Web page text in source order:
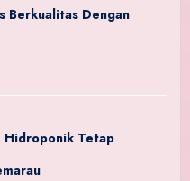
Berkualitas Dengan
Hidroponik Tetap